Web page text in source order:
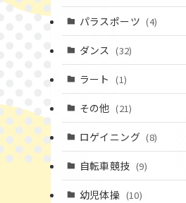
(16)
(12)
(19)
(12)
(3)
(14)
(4)
(20)
(1)
(23)
(9)
(16)
(7)
パラスポーツ (4)
ダンス (32)
(3)
(2)
ラート (1)
その他 (21)
(4)
(1)
ロゲイニング (8)
自転車競技 (9)
幼児体操 (10)